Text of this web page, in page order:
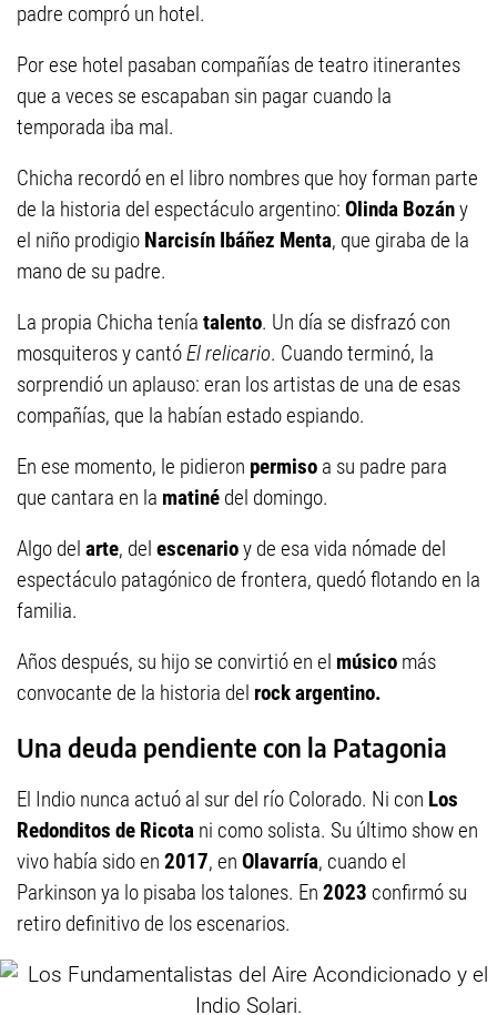
padre compró un hotel.
Por ese hotel pasaban compañías de teatro itinerantes
que a veces se escapaban sin pagar cuando la
temporada iba mal.
Chicha recordó en el libro nombres que hoy forman parte
de la historia del espectáculo argentino: Olinda Bozány
el niño prodigio Narcisín Ibáñez Menta, que giraba de la
mano de su padre.
La propia Chicha tenía talento. Un día se disfrazó con
mosquiteros y cantóEl relicario. Cuando terminó, la
sorprendió un aplauso: eran los artistas de una de esas
compañías, que la habían estado espiando.
En ese momento, le pidieron permiso a su padre para
que cantara en la matiné del domingo.
Algo del arte, del escenarioy de esa vida nómade del
espectáculo patagónico de frontera, quedó flotando en la
familia.
Años después, su hijo se convirtió en el músico más
convocante de la historia del rock argentino.
Una deuda pendiente con la Patagonia
El Indio nunca actuó al sur del río Colorado. Ni con Los
Redonditos de Ricota ni como solista. Su último show en
vivo había sido en 2017, en Olavarría, cuando el
Parkinson ya lo pisaba los talones. En 2023 confirmó su
retiro definitivo de los escenarios.